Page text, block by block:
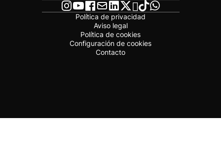
Política de privacidad
Aviso legal
Política de cookies
Configuración de cookies
Contacto